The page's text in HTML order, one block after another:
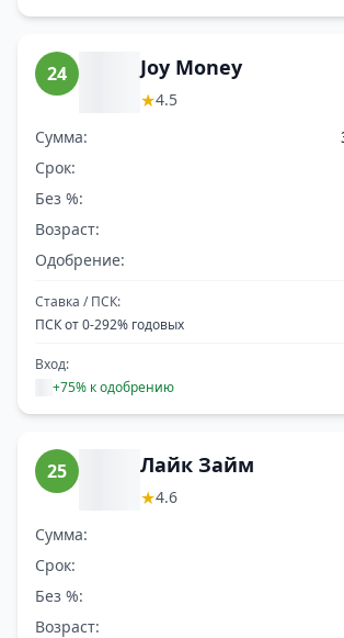
24 Joy Money
★4.5
Сумма:
Срок:
Без %:
Возраст:
Одобрение:
Ставка / ПСК:
ПСК от 0-292% годовых
Вход:
+75% к одобрению
25 Лайк Займ
★4.6
Сумма:
Срок:
Без %:
Возраст: